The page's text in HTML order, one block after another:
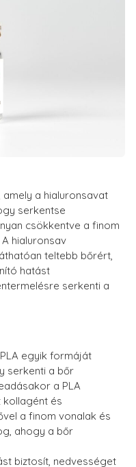
a hialuronsavat
serkentse
csökkentve a finom
hialuronsav
teltebb bőrért,
hatást
serkenti a
egyik formáját
serkenti a bőr
a PLA
és
a finom vonalak és
ahogy a bőr
biztosít, nedvességet